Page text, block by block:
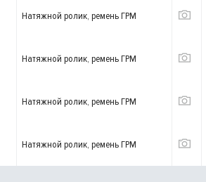
Натяжной ролик, ремень ГРМ
Натяжной ролик, ремень ГРМ
Натяжной ролик, ремень ГРМ
Натяжной ролик, ремень ГРМ